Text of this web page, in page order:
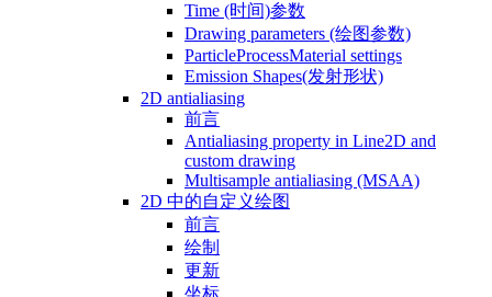
Time (时间)参数
Drawing parameters (绘图参数)
ParticleProcessMaterial settings
Emission Shapes(发射形状)
2D antialiasing
前言
Antialiasing property in Line2D and
custom drawing
Multisample antialiasing (MSAA)
2D 中的自定义绘图
前言
绘制
更新
坐标